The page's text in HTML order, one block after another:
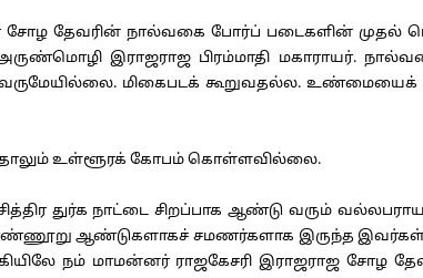
சோழ தேவரின் நால்வகை போர்ப் படைகளின் முதல்
இராஜராஜ பிரம்மாதி மகாராயர்.
மிகைபடக் கூறுவதல்ல. உண்மையைக்
உள்ளூரக் கோபம் கொள்ளவில்லை.
துர்க நாட்டை சிறப்பாக ஆண்டு வரும்
ஆண்டுகளாகச் சமணர்களாக இருந்த இவர்கள்
நம் மாமன்னர் ராஜகேசரி இராஜராஜ சோழ